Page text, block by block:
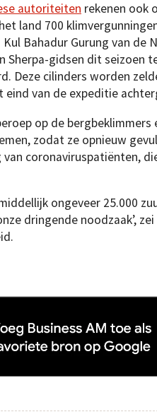
autoriteiten rekenen ook
land 700
Kul Bahadur Gurung van de
Sherpa-gidsen dit seizoen
Deze cilinders worden
eind van de expeditie
op de
zodat ze opnieuw
coronaviruspatiënten,
ongeveer 25.000
dringende noodzaak’,